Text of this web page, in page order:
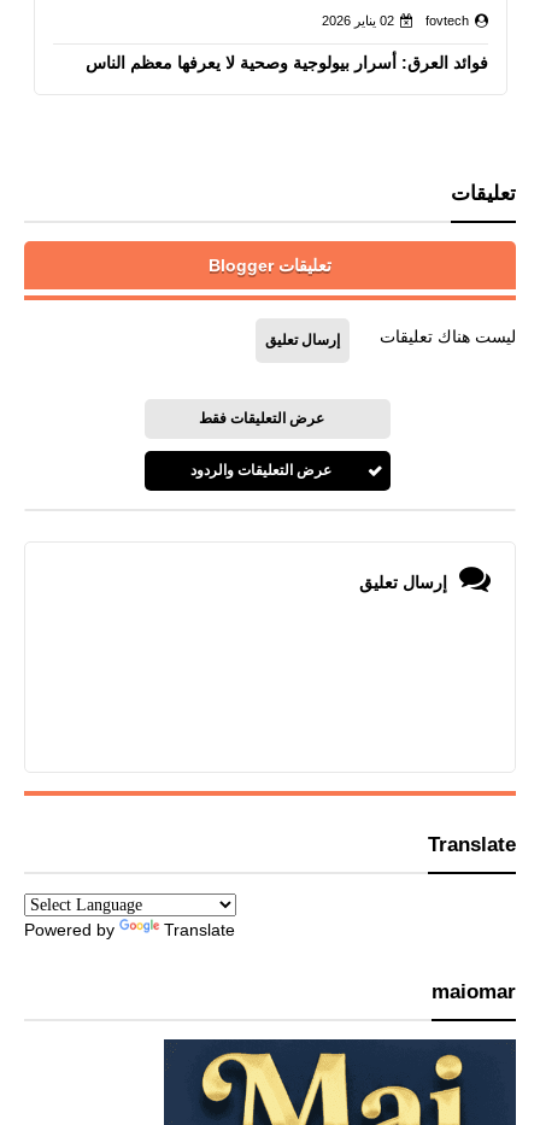
fovtech 02 يناير 2026
فوائد العرق: أسرار بيولوجية وصحية لا يعرفها معظم الناس
تعليقات
تعليقات Blogger
ليست هناك تعليقات إرسال تعليق
عرض التعليقات فقط
عرض التعليقات والردود
إرسال تعليق
Translate
Powered by Translate
maiomar